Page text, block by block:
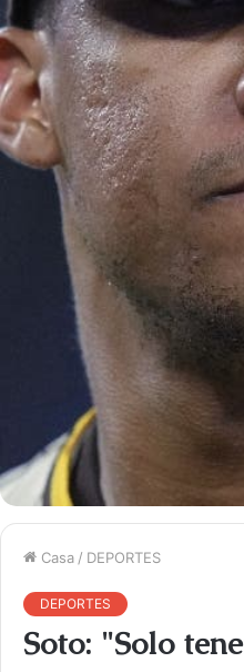
Casa / DEPORTES
DEPORTES
Soto: "Solo